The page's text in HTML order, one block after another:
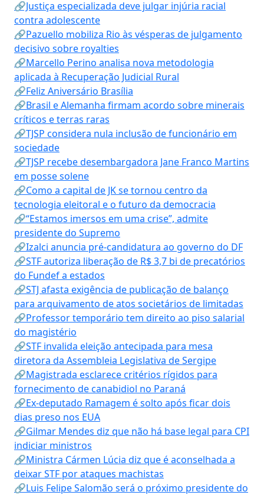
🔗Justiça especializada deve julgar injúria racial
contra adolescente
🔗Pazuello mobiliza Rio às vésperas de julgamento
decisivo sobre royalties
🔗Marcello Perino analisa nova metodologia
aplicada à Recuperação Judicial Rural
🔗Feliz Aniversário Brasília
🔗Brasil e Alemanha firmam acordo sobre minerais
críticos e terras raras
🔗TJSP considera nula inclusão de funcionário em
sociedade
🔗TJSP recebe desembargadora Jane Franco Martins
em posse solene
🔗Como a capital de JK se tornou centro da
tecnologia eleitoral e o futuro da democracia
🔗“Estamos imersos em uma crise”, admite
presidente do Supremo
🔗Izalci anuncia pré-candidatura ao governo do DF
🔗STF autoriza liberação de R$ 3,7 bi de precatórios
do Fundef a estados
🔗STJ afasta exigência de publicação de balanço
para arquivamento de atos societários de limitadas
🔗Professor temporário tem direito ao piso salarial
do magistério
🔗STF invalida eleição antecipada para mesa
diretora da Assembleia Legislativa de Sergipe
🔗Magistrada esclarece critérios rígidos para
fornecimento de canabidiol no Paraná
🔗Ex-deputado Ramagem é solto após ficar dois
dias preso nos EUA
🔗Gilmar Mendes diz que não há base legal para CPI
indiciar ministros
🔗Ministra Cármen Lúcia diz que é aconselhada a
deixar STF por ataques machistas
🔗Luis Felipe Salomão será o próximo presidente do